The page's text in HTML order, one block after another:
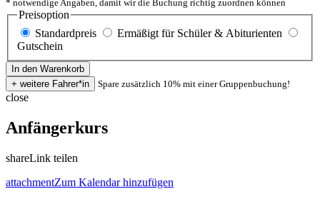
* notwendige Angaben, damit wir die Buchung richtig zuordnen können
Preisoption
Standardpreis
Ermäßigt für Schüler & Abiturienten
Gutschein
Spare zusätzlich 10% mit einer Gruppenbuchung!
close
Anfängerkurs
shareLink teilen
attachmentZum Kalendar hinzufügen